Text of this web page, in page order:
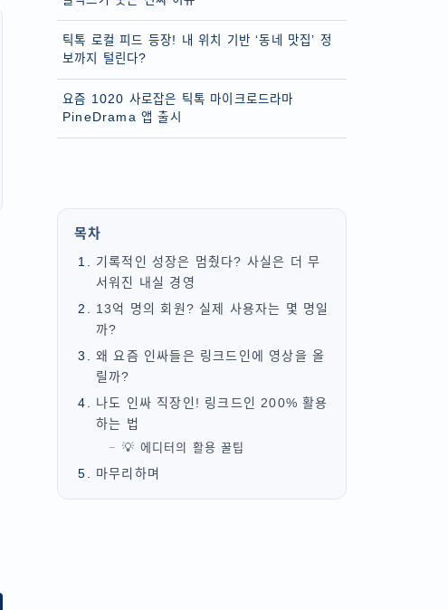
틱톡 로컬 피드 등장! 내 위치 기반 ‘동네 맛집’ 정
보까지 털린다?
요즘 1020 사로잡은 틱톡 마이크로드라마
PineDrama 앱 출시
목차
기록적인 성장은 멈췄다? 사실은 더 무
서워진 내실 경영
13억 명의 회원? 실제 사용자는 몇 명일
까?
왜 요즘 인싸들은 링크드인에 영상을 올
릴까?
나도 인싸 직장인! 링크드인 200% 활용
하는 법
💡 에디터의 활용 꿀팁
마무리하며